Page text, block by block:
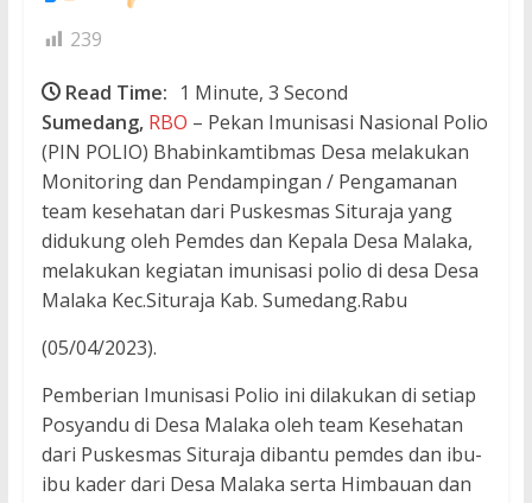
239
Read Time: 1 Minute, 3 Second
Sumedang, RBO – Pekan Imunisasi Nasional Polio
(PIN POLIO) Bhabinkamtibmas Desa melakukan
Monitoring dan Pendampingan / Pengamanan
team kesehatan dari Puskesmas Situraja yang
didukung oleh Pemdes dan Kepala Desa Malaka,
melakukan kegiatan imunisasi polio di desa Desa
Malaka Kec.Situraja Kab. Sumedang.Rabu
(05/04/2023).
Pemberian Imunisasi Polio ini dilakukan di setiap
Posyandu di Desa Malaka oleh team Kesehatan
dari Puskesmas Situraja dibantu pemdes dan ibu-
ibu kader dari Desa Malaka serta Himbauan dan